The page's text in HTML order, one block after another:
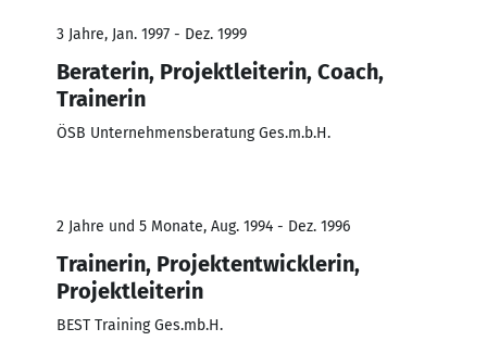
3 Jahre, Jan. 1997 - Dez. 1999
Beraterin, Projektleiterin, Coach,
Trainerin
ÖSB Unternehmensberatung Ges.m.b.H.
2 Jahre und 5 Monate, Aug. 1994 - Dez. 1996
Trainerin, Projektentwicklerin,
Projektleiterin
BEST Training Ges.mb.H.